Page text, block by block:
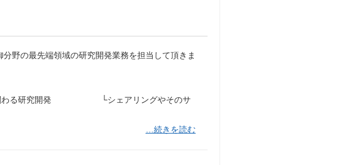
野の最先端領域の研究開発業務を担当して頂きま
に関わる研究開発 └シェアリングやそのサ
…続きを読む